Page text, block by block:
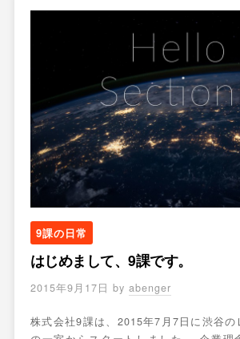
9課の日常
はじめまして、9課です。
2015年9月17日 by abenger
株式会社9課は、2015年7月7日に渋谷の